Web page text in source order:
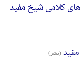
کلامی شیخ مفید
(نشر)